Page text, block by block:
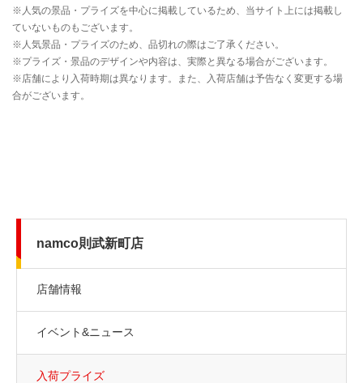
namco則武新町店
店舗情報
イベント&ニュース
入荷プライズ